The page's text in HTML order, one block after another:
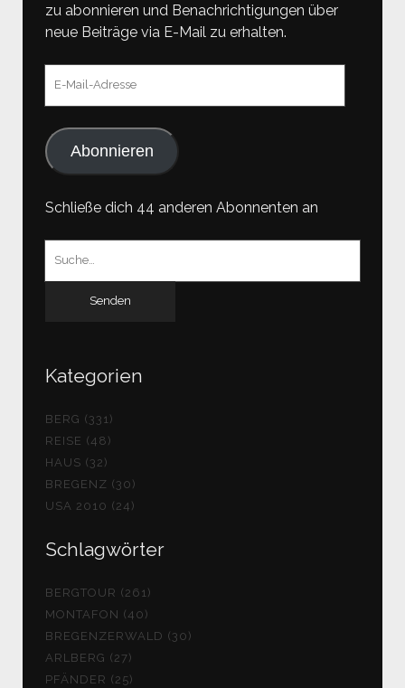
zu abonnieren und Benachrichtigungen über
neue Beiträge via E-Mail zu erhalten.
Abonnieren
Schließe dich 44 anderen Abonnenten an
Kategorien
BERG (331)
REISE (48)
HAUS (32)
BREGENZ (30)
USA 2010 (24)
Schlagwörter
BERGTOUR (261)
MONTAFON (40)
BREGENZERWALD (30)
ARLBERG (27)
PFÄNDER (25)